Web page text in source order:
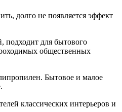
долго не появляется эффект
для бытового
общественных
Бытовое и малое
классических интерьеров и